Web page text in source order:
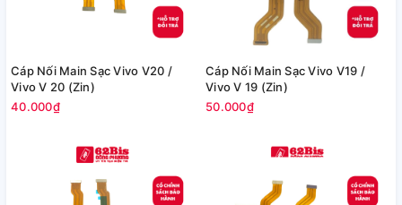
Cáp Nối Main Sạc Vivo V20 /
Vivo V 20 (Zin)
40.000₫
Cáp Nối Main Sạc Vivo V19 /
Vivo V 19 (Zin)
50.000₫